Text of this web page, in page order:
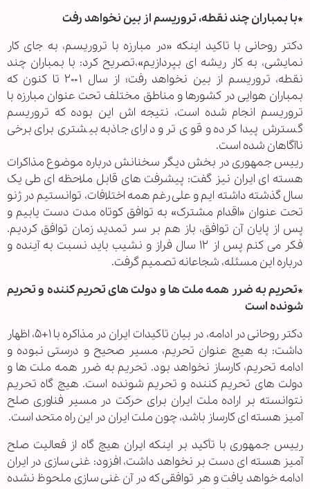
*با بمباران چند نقطه، تروریسم از بین نخواهد رفت
دکتر روحانی با تاکید اینکه «در مبارزه با تروریسم، به جای کار
نمایشی، به کار ریشه ای بپردازیم»،تصریح کرد: با بمباران چند
نقطه، تروریسم از بین نخواهد رفت؛ از سال ۲۰۰۱ تا کنون که
بمباران هوایی در کشورها و مناطق مختلف تحت عنوان مبارزه با
تروریسم انجام شده است، نتیجه اش این بوده که تروریسم
گسترش پیدا کرده و قوی تر و دارای جاذبه بیشتری برای برخی
ناآگاهان شده است.
رییس جمهوری در بخش دیگر سخنانش درباره موضوع مذاکرات
هسته ای ایران نیز گفت: پیشرفت های قابل ملاحظه ای طی یک
سال گذشته داشته ایم و علی رغم همه اختلافات، توانستیم در ژنو
تحت عنوان «اقدام مشترک» به توافق کوتاه مدت دست یابیم و
پس از پایان آن توافق، باز هم بر سر تمدید زمان توافق کردیم.
فکر می کنم پس از ۱۲ سال فراز و نشیب باید نسبت به آینده و
درباره این مسئله، شجاعانه تصمیم گرفت.
*تحریم به ضرر همه ملت ها و دولت های تحریم کننده و تحریم
شونده است
دکتر روحانی در ادامه، در بیان تاکیدات ایران در مذاکره با ۱+۵، اظهار
داشت: به هیچ عنوان تحریم، مسیر صحیح و درستی نبوده و
ادامه تحریم، کارساز نخواهد بود. تحریم به ضرر همه ملت ها و
دولت های تحریم کننده و تحریم شونده است. هیچ گاه تحریم
نتوانسته بر اراده ملت ایران برای حرکت در مسیر فناوری صلح
آمیز هسته ای کارساز باشد، چون ملت ایران در این راه متحد است.
رییس جمهوری با تأکید بر اینکه ایران هیچ گاه از فعالیت صلح
آمیز هسته ای دست بر نخواهد داشت، افزود: غنی سازی در ایران
ادامه خواهد یافت و هر توافقی که در آن غنی سازی ملحوظ نشده